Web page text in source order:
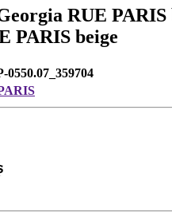
RUE PARIS
PARIS beige
0550.07_359704